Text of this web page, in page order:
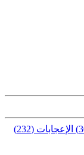
الإعجابات (232)